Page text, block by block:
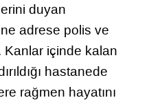
duyan
adrese polis ve
Kanlar içinde kalan
hastanede
rağmen hayatını